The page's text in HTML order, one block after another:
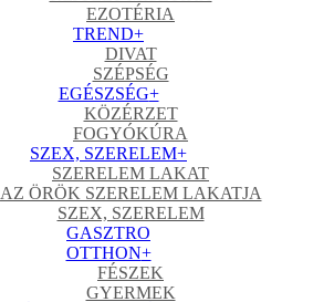
EZOTÉRIA
TREND+
DIVAT
SZÉPSÉG
EGÉSZSÉG+
KÖZÉRZET
FOGYÓKÚRA
SZEX, SZERELEM+
SZERELEM LAKAT
AZ ÖRÖK SZERELEM LAKATJA
SZEX, SZERELEM
GASZTRO
OTTHON+
FÉSZEK
GYERMEK